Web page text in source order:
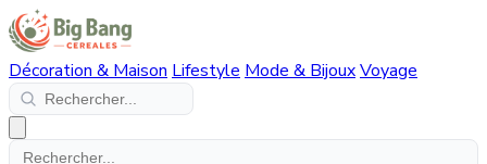
Décoration & Maison Lifestyle Mode & BijouxVoyage